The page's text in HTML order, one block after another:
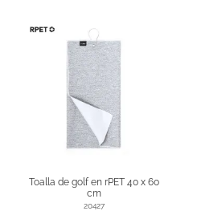
Toalla de golf en rPET 40 x 60
cm
20427